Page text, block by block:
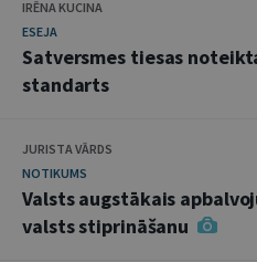
IRĒNA KUCINA
ESEJA
Satversmes tiesas
standarts
JURISTA VĀRDS
NOTIKUMS
Valsts augstākais
valsts stiprināšanu